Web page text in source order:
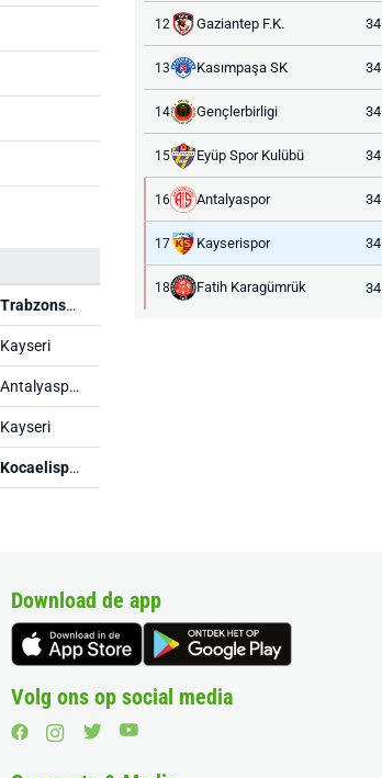
Trabzonspor
Kayseri
Antalyaspor
Kayseri
Kocaelispor
12 Gaziantep F.K. 34
13 Kasımpaşa SK 34
14 Gençlerbirligi 34
15 Eyüp Spor Kulübü 34
16 Antalyaspor 34
17 Kayserispor 34
18 Fatih Karagümrük 34
Download de app
Volg ons op social media